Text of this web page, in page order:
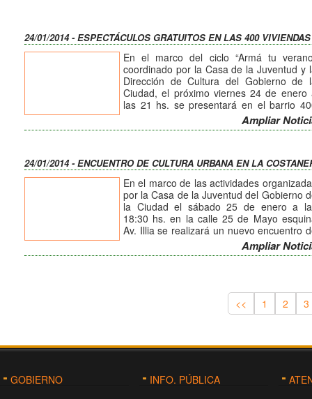
y gratuita.
24/01/2014 - ESPECTÁCULOS GRATUITOS EN LAS 400 VIVIENDAS
En el marco del ciclo “Armá tu
coordinado por la Casa de la Juventud y
Dirección de Cultura del Gobierno de
Ciudad, el próximo viernes 24 de enero
las 21 hs. se presentará en el barrio
viviendas el espectáculo que incluirá
“White Cypher”, un monólogo de humor
esquina 10 con entrada libre y gratuita.
Ampliar
24/01/2014 - ENCUENTRO DE CULTURA URBANA EN LA
En el marco de las actividades
por la Casa de la Juventud del Gobierno
la Ciudad el sábado 25 de enero a
18:30 hs. en la calle 25 de Mayo
Av. Illia se realizará un nuevo encuentro
Cultura Urbana y Libre Expresión con
Hop, competencias de Break,
Ampliar
<< 1 2 3
GOBIERNO INFO. PÚBLICA